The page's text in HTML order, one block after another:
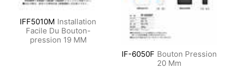
IFF5010M Installation
Facile Du Bouton-
pression 19 MM
IF-6050F Bouton Pression
20 Mm